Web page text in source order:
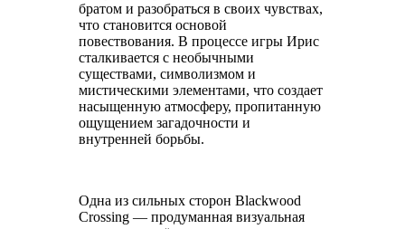
братом и разобраться в своих чувствах,
что становится основой
повествования. В процессе игры Ирис
сталкивается с необычными
существами, символизмом и
мистическими элементами, что создает
насыщенную атмосферу, пропитанную
ощущением загадочности и
внутренней борьбы.
Одна из сильных сторон Blackwood
Crossing — продуманная визуальная